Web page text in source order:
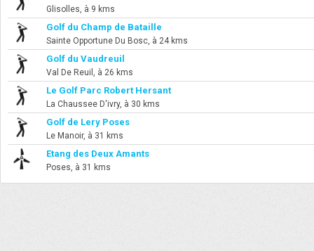
Glisolles, à 9 kms
Golf du Champ de Bataille
Sainte Opportune Du Bosc, à 24 kms
Golf du Vaudreuil
Val De Reuil, à 26 kms
Le Golf Parc Robert Hersant
La Chaussee D'ivry, à 30 kms
Golf de Lery Poses
Le Manoir, à 31 kms
Etang des Deux Amants
Poses, à 31 kms